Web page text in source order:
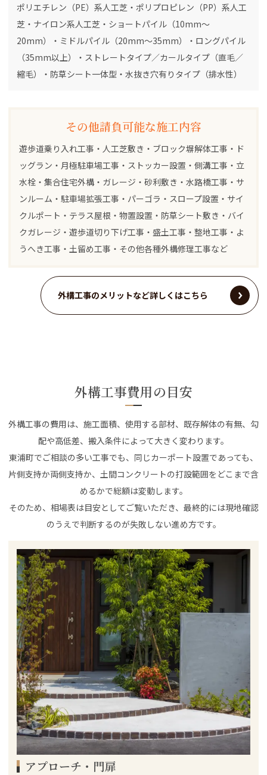
ポリエチレン（PE）系人工芝・ポリプロピレン（PP）系人工
芝・ナイロン系人工芝・ショートパイル（10mm～
20mm）・ミドルパイル（20mm～35mm）・ロングパイル
（35mm以上）・ストレートタイプ／カールタイプ（直毛／
縮毛）・防草シート一体型・水抜き穴有りタイプ（排水性）
その他請負可能な施工内容
遊歩道乗り入れ工事・人工芝敷き・ブロック塀解体工事・ド
ッグラン・月極駐車場工事・ストッカー設置・側溝工事・立
水栓・集合住宅外構・ガレージ・砂利敷き・水路橋工事・サ
ンルーム・駐車場拡張工事・パーゴラ・スロープ設置・サイ
クルポート・テラス屋根・物置設置・防草シート敷き・バイ
クガレージ・遊歩道切り下げ工事・盛土工事・整地工事・よ
うへき工事・土留め工事・その他各種外構修理工事など
外構工事のメリットなど詳しくはこちら
外構工事費用の目安
外構工事の費用は、施工面積、使用する部材、既存解体の有無、勾
配や高低差、搬入条件によって大きく変わります。
東浦町でご相談の多い工事でも、同じカーポート設置であっても、
片側支持か両側支持か、土間コンクリートの打設範囲をどこまで含
めるかで総額は変動します。
そのため、相場表は目安としてご覧いただき、最終的には現地確認
のうえで判断するのが失敗しない進め方です。
アプローチ・門扉